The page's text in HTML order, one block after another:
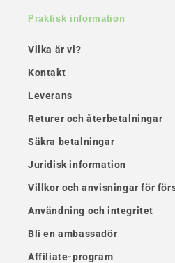
Praktisk information
Vilka är vi?
Kontakt
Leverans
Returer och återbetalningar
Säkra betalningar
Juridisk information
Villkor och anvisningar för
Användning och integritet
Bli en ambassadör
Affiliate-program